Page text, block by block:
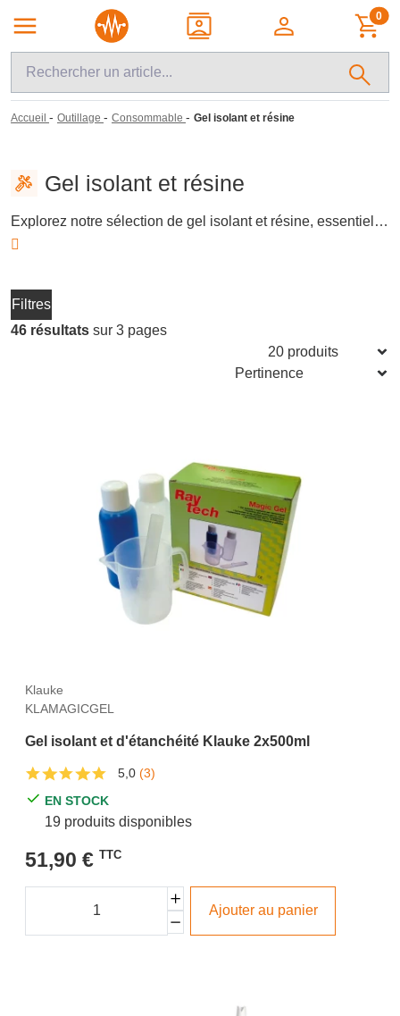
0
Accueil - Outillage - Consommable - Gel isolant et résine
Gel isolant et résine
Explorez notre sélection de gel isolant et résine, essentiels pour protéger et isoler vos connexions électriques. Ces matériaux visqueux et non conducteurs forment une barrière imperméable, résistante aux chocs et aux agents chimiques. Idéals pour prévenir l'humidité et les courts-circuits, ils sont adaptés aux câbles et composants électroniques, garantissant une installation sécurisée et durable.
Filtres
46 résultats sur 3 pages
Klauke
KLAMAGICGEL
Gel isolant et d'étanchéité Klauke 2x500ml
5,0 (3)
EN STOCK
19 produits disponibles
51,90 € TTC
Ajouter au panier